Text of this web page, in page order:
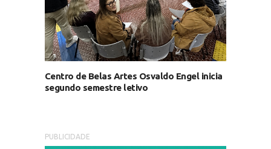
Centro de Belas Artes Osvaldo Engel inicia
segundo semestre letivo
PUBLICIDADE